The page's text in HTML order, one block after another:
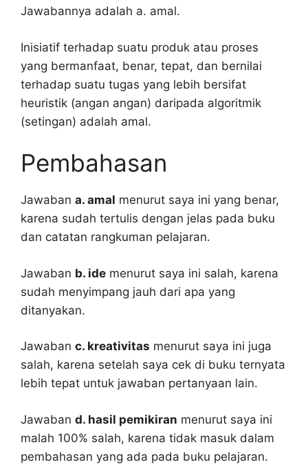
Jawabannya adalah a. amal.
Inisiatif terhadap suatu produk atau proses
yang bermanfaat, benar, tepat, dan bernilai
terhadap suatu tugas yang lebih bersifat
heuristik (angan angan) daripada algoritmik
(setingan) adalah amal.
Pembahasan
Jawaban a. amal menurut saya ini yang benar,
karena sudah tertulis dengan jelas pada buku
dan catatan rangkuman pelajaran.
Jawaban b. ide menurut saya ini salah, karena
sudah menyimpang jauh dari apa yang
ditanyakan.
Jawaban c. kreativitas menurut saya ini juga
salah, karena setelah saya cek di buku ternyata
lebih tepat untuk jawaban pertanyaan lain.
Jawaban d. hasil pemikiran menurut saya ini
malah 100% salah, karena tidak masuk dalam
pembahasan yang ada pada buku pelajaran.